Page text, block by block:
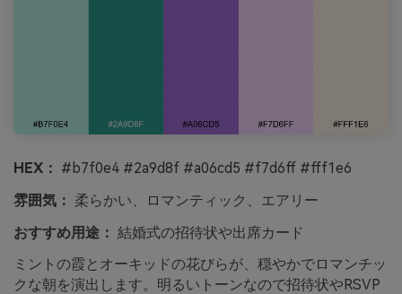
HEX： #b7f0e4 #2a9d8f #a06cd5 #f7d6ff #fff1e6
雰囲気： 柔らかい、ロマンティック、エアリー
おすすめ用途： 結婚式の招待状や出席カード
ミントの霞とオーキッドの花びらが、穏やかでロマンチッ
クな朝を演出します。明るいトーンなので招待状やRSVP